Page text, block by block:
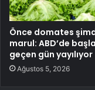
Önce domates
marul: ABD’de
geçen gün yayılıyor
Ağustos 5, 2026